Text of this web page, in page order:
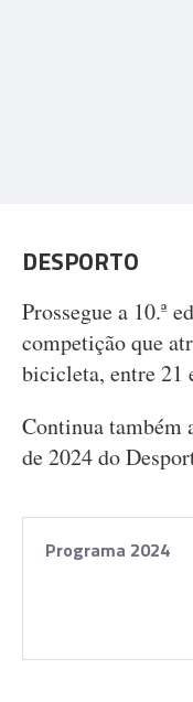
DESPORTO
Prossegue a 10.ª
competição que
bicicleta, entre 21
Continua também
de 2024 do
Programa 2024